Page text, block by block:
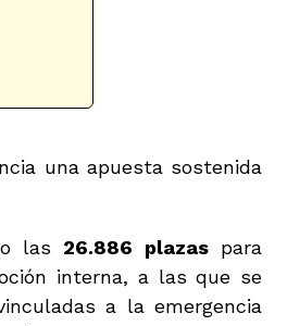
una apuesta sostenida
las 26.886 plazaspara
interna, a las que se
a la emergencia